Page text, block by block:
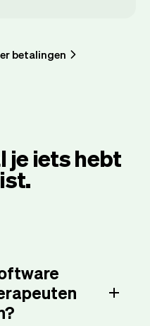
betalingen
je iets hebt